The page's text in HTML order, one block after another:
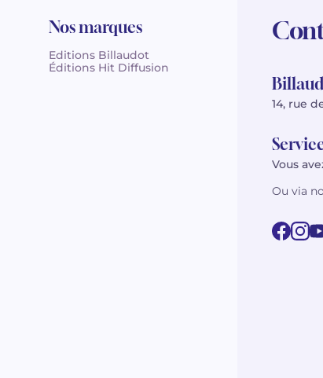
Nos marques
Editions Billaudot
Éditions Hit Diffusion
14, rue
Vous
Ou via